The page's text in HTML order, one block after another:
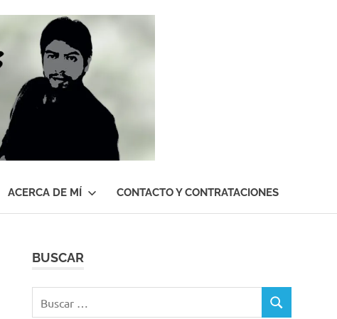
ACERCA DE MÍ CONTACTO Y CONTRATACIONES
BUSCAR
BUSCAR